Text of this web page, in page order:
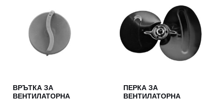
ВРЪТКА ЗА
ВЕНТИЛАТОРНА
ПЕРКА ЗА
ВЕНТИЛАТОРНА